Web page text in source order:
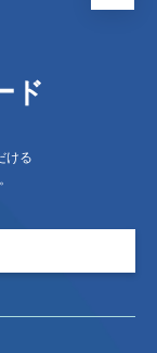
ド
ける